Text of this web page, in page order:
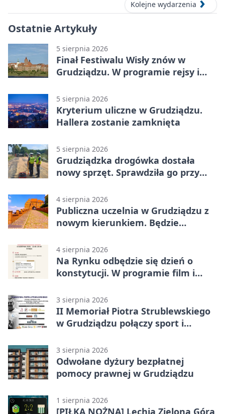
Kolejne wydarzenia
Ostatnie Artykuły
5 sierpnia 2026
Finał Festiwalu Wisły znów w
Grudziądzu. W programie rejsy i
5 sierpnia 2026
Kryterium uliczne w Grudziądzu.
Hallera zostanie zamknięta
5 sierpnia 2026
Grudziądzka drogówka dostała
nowy sprzęt. Sprawdziła go przy
4 sierpnia 2026
Publiczna uczelnia w Grudziądzu z
nowym kierunkiem. Będzie
4 sierpnia 2026
Na Rynku odbędzie się dzień o
konstytucji. W programie film i
3 sierpnia 2026
II Memoriał Piotra Strublewskiego
w Grudziądzu połączy sport i
3 sierpnia 2026
Odwołane dyżury bezpłatnej
pomocy prawnej w Grudziądzu
1 sierpnia 2026
[PIŁKA NOŻNA] Lechia Zielona Góra